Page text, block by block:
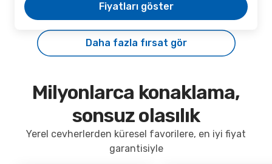
Fiyatları göster
Daha fazla fırsat gör
Milyonlarca konaklama,
sonsuz olasılık
Yerel cevherlerden küresel favorilere, en iyi fiyat
garantisiyle